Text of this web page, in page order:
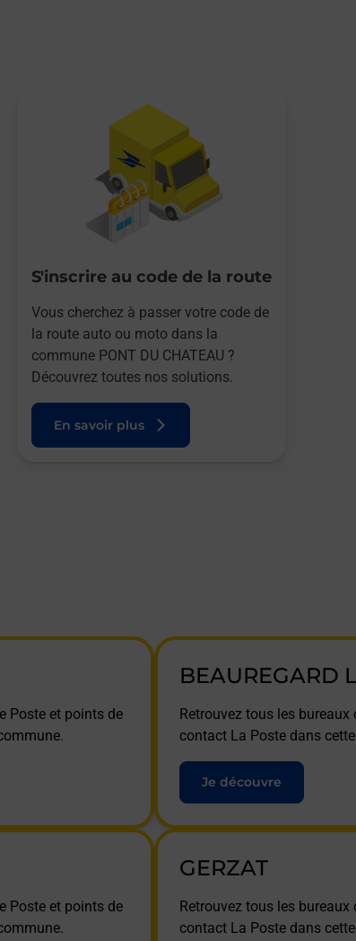
S'inscrire au code de la route
Vous cherchez à passer votre code de
la route auto ou moto dans la
commune PONT DU CHATEAU ?
Découvrez toutes nos solutions.
En savoir plus
Poste et points de
BEAUREGARD
Retrouvez tous les
contact La Poste dans
Je découvre
Poste et points de
GERZAT
Retrouvez tous les
contact La Poste dans